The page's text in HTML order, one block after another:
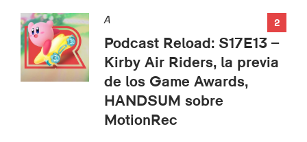
2
A
Podcast Reload: S17E13 –
Kirby Air Riders, la previa
de los Game Awards,
HANDSUM sobre
MotionRec